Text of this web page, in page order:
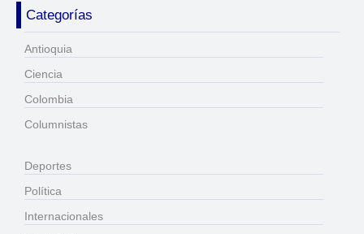
Categorías
Antioquia
Ciencia
Colombia
Columnistas
Deportes
Política
Internacionales